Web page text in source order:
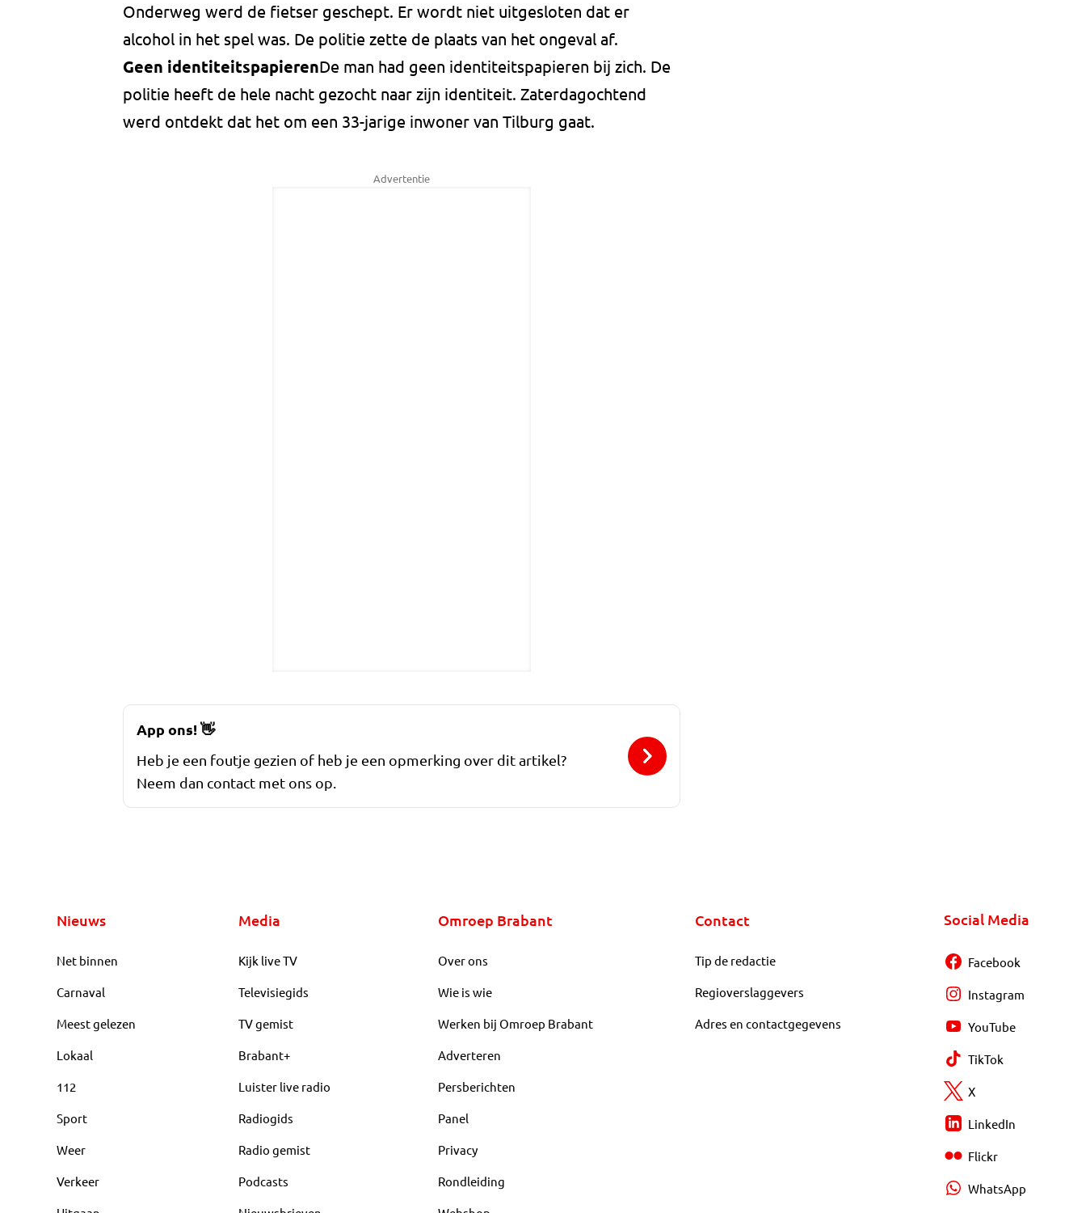
Onderweg werd de fietser geschept. Er wordt niet uitgesloten dat er
alcohol in het spel was. De politie zette de plaats van het ongeval af.
Geen identiteitspapierenDe man had geen identiteitspapieren bij zich. De
politie heeft de hele nacht gezocht naar zijn identiteit. Zaterdagochtend
werd ontdekt dat het om een 33-jarige inwoner van Tilburg gaat.
Advertentie
App ons!👋
Heb je een foutje gezien of heb je een opmerking over dit artikel?
Neem dan contact met ons op.
Nieuws
Net binnen
Carnaval
Meest gelezen
Lokaal
112
Sport
Weer
Verkeer
Media
Kijk live TV
Televisiegids
TV gemist
Brabant+
Luister live radio
Radiogids
Radio gemist
Podcasts
Omroep Brabant
Over ons
Wie is wie
Werken bij Omroep Brabant
Adverteren
Persberichten
Panel
Privacy
Rondleiding
Contact
Tip de redactie
Regioverslaggevers
Adres en contactgegevens
Social Media
Facebook
Instagram
YouTube
TikTok
X
LinkedIn
Flickr
WhatsApp